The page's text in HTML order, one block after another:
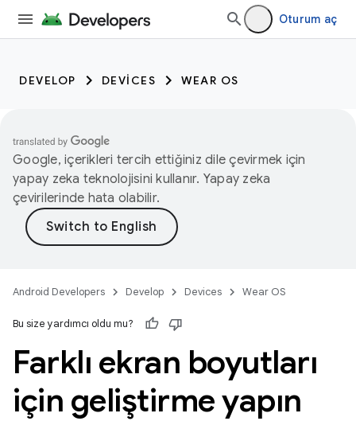
Oturum aç
DEVELOP DEVICES WEAR OS
Google, içerikleri tercih ettiğiniz dile çevirmek için
yapay zeka teknolojisini kullanır. Yapay zeka
çevirilerinde hata olabilir.
Android Developers Develop Devices Wear OS
Bu size yardımcı oldu mu?
Farklı ekran boyutları
için geliştirme yapın